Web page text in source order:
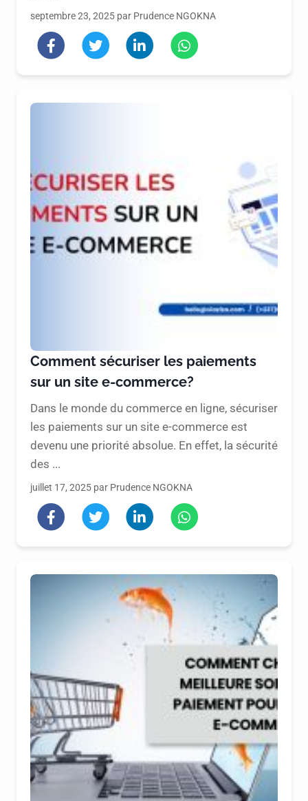
septembre 23, 2025 par Prudence NGOKNA
Comment sécuriser les paiements
sur un site e-commerce?
Dans le monde du commerce en ligne, sécuriser
les paiements sur un site e-commerce est
devenu une priorité absolue. En effet, la sécurité
des ...
juillet 17, 2025 par Prudence NGOKNA